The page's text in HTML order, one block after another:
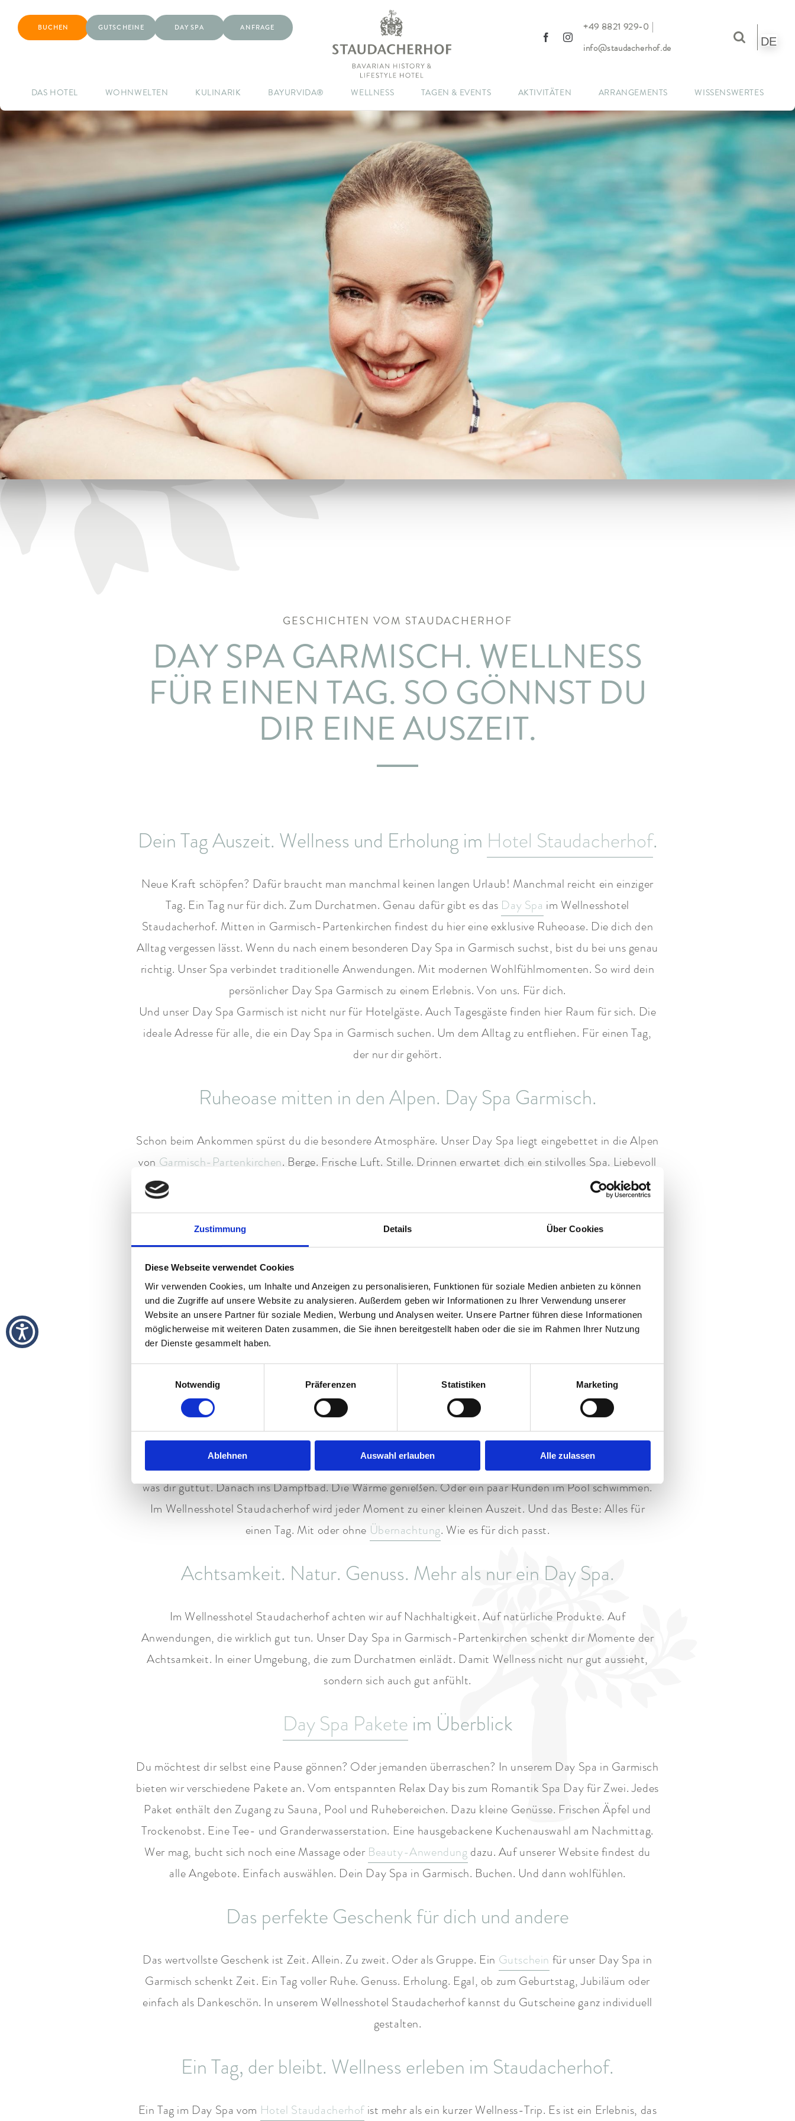
Zustimmung Details Über Cookies
Diese Webseite verwendet Cookies
Wir verwenden Cookies, um Inhalte und Anzeigen zu personalisieren, Funktionen für soziale Medien anbieten zu können
und die Zugriffe auf unsere Website zu analysieren. Außerdem geben wir Informationen zu Ihrer Verwendung unserer
Website an unsere Partner für soziale Medien, Werbung und Analysen weiter. Unsere Partner führen diese Informationen
möglicherweise mit weiteren Daten zusammen, die Sie ihnen bereitgestellt haben oder die sie im Rahmen Ihrer Nutzung
der Dienste gesammelt haben.
Notwendig
Präferenzen Statistiken Marketing
Ablehnen Auswahl erlauben Alle zulassen
BUCHEN GUTSCHEINE DAY SPA ANFRAGE +49 8821 929-0
info@staudacherhof.de DE
DAS HOTEL WOHNWELTEN KULINARIK BAYURVIDA® WELLNESS TAGEN & EVENTS AKTIVITÄTEN ARRANGEMENTS WISSENSWERTES
GESCHICHTEN VOM STAUDACHERHOF
DAY SPA GARMISCH. WELLNESS
FÜR EINEN TAG. SO GÖNNST DU
DIR EINE AUSZEIT.
Dein Tag Auszeit. Wellness und Erholung im Hotel Staudacherhof.
Neue Kraft schöpfen? Dafür braucht man manchmal keinen langen Urlaub! Manchmal reicht ein einziger
Tag. Ein Tag nur für dich. Zum Durchatmen. Genau dafür gibt es das Day Spa im Wellnesshotel
Staudacherhof. Mitten in Garmisch-Partenkirchen findest du hier eine exklusive Ruheoase. Die dich den
Alltag vergessen lässt. Wenn du nach einem besonderen Day Spa in Garmisch suchst, bist du bei uns genau
richtig. Unser Spa verbindet traditionelle Anwendungen. Mit modernen Wohlfühlmomenten. So wird dein
persönlicher Day Spa Garmisch zu einem Erlebnis. Von uns. Für dich.
Und unser Day Spa Garmisch ist nicht nur für Hotelgäste. Auch Tagesgäste finden hier Raum für sich. Die
ideale Adresse für alle, die ein Day Spa in Garmisch suchen. Um dem Alltag zu entfliehen. Für einen Tag,
der nur dir gehört.
Ruheoase mitten in den Alpen. Day Spa Garmisch.
Schon beim Ankommen spürst du die besondere Atmosphäre. Unser Day Spa liegt eingebettet in die Alpen
von Garmisch-Partenkirchen. Berge. Frische Luft. Stille. Drinnen erwartet dich ein stilvolles Spa. Liebevoll
Highlights für Körper und Seele. Was dich im Staudacherhof Day
Spa erwartet.
In unserem Day Spa in Garmisch erlebst duWellnessmit allen Sinnen. Schwitzen in der Finnischen Sauna.
Entspannen in der Bio-Sauna. Durchatmen im Dampfbad. Eintauchen in den Pool. Innen und außen. Mit
Blick auf die Alpen rund um Garmisch-Partenkirchen. Danach eine Pause mit einem guten Buch. Im
Wellness erleben. Vom Dampfbad bis zur Massage.
Sanfte Berührungen. Warme Öle. Fließende Bewegungen. DieMassagenim Day Spa Garmisch sind ein
Erlebnis. Ob klassische Entspannungsmassage oder exklusive
BAYURVIDA
-Anwendung. Hier findest du,
was dir guttut. Danach ins Dampfbad. Die Wärme genießen. Oder ein paar Runden im Pool schwimmen.
Im Wellnesshotel Staudacherhof wird jeder Moment zu einer kleinen Auszeit. Und das Beste: Alles für
einen Tag. Mit oder ohne Übernachtung. Wie es für dich passt.
Achtsamkeit. Natur. Genuss. Mehr als nur ein Day Spa.
Im Wellnesshotel Staudacherhof achten wir auf Nachhaltigkeit. Auf natürliche Produkte. Auf
Anwendungen, die wirklich gut tun. Unser Day Spa in Garmisch-Partenkirchen schenkt dir Momente der
Achtsamkeit. In einer Umgebung, die zum Durchatmen einlädt. Damit Wellness nicht nur gut aussieht,
sondern sich auch gut anfühlt.
Day Spa Pakete im Überblick
Du möchtest dir selbst eine Pause gönnen? Oder jemanden überraschen? In unserem Day Spa in Garmisch
bieten wir verschiedene Pakete an. Vom entspannten Relax Day bis zum Romantik Spa Day für Zwei. Jedes
Paket enthält den Zugang zu Sauna, Pool und Ruhebereichen. Dazu kleine Genüsse. Frischen Äpfel und
Trockenobst. Eine Tee- und Granderwasserstation. Eine hausgebackene Kuchenauswahl am Nachmittag.
Wer mag, bucht sich noch eine Massage oder Beauty-Anwendung dazu. Auf unserer Website findest du
alle Angebote. Einfach auswählen. Dein Day Spa in Garmisch. Buchen. Und dann wohlfühlen.
Das perfekte Geschenk für dich und andere
Das wertvollste Geschenk ist Zeit. Allein. Zu zweit. Oder als Gruppe. Ein Gutschein für unser Day Spa in
Garmisch schenkt Zeit. Ein Tag voller Ruhe. Genuss. Erholung. Egal, ob zum Geburtstag, Jubiläum oder
einfach als Dankeschön. In unserem Wellnesshotel Staudacherhof kannst du Gutscheine ganz individuell
gestalten.
Ein Tag, der bleibt. Wellness erleben im Staudacherhof.
Ein Tag im Day Spa vom Hotel Staudacherhofist mehr als ein kurzer Wellness-Trip. Es ist ein Erlebnis, das